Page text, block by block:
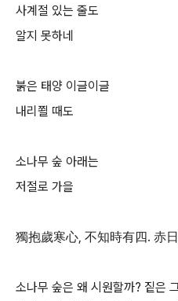
사계절 있는 줄도
알지 못하네
붉은 태양 이글이글
내리쬘 때도
소나무 숲 아래는
저절로 가을
獨抱歲寒心, 不知時有四. 赤
소나무 숲은 왜 시원할까? 짙은